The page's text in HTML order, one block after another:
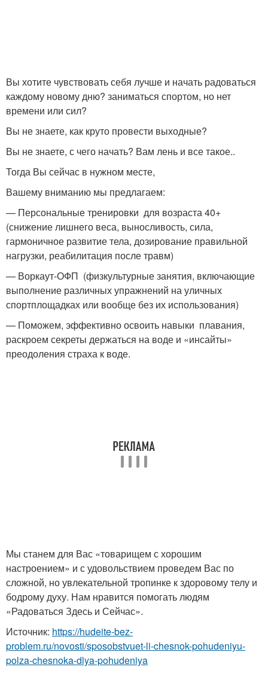
Вы хотите чувствовать себя лучше и начать радоваться
каждому новому дню? заниматься спортом, но нет
времени или сил?
Вы не знаете, как круто провести выходные?
Вы не знаете, с чего начать? Вам лень и все такое..
Тогда Вы сейчас в нужном месте,
Вашему вниманию мы предлагаем:
— Персональные тренировки для возраста 40+
(снижение лишнего веса, выносливость, сила,
гармоничное развитие тела, дозирование правильной
нагрузки, реабилитация после травм)
— Воркаут-ОФП (физкультурные занятия, включающие
выполнение различных упражнений на уличных
спортплощадках или вообще без их использования)
— Поможем, эффективно освоить навыки плавания,
раскроем секреты держаться на воде и «инсайты»
преодоления страха к воде.
Мы станем для Вас «товарищем с хорошим
настроением» и с удовольствием проведем Вас по
сложной, но увлекательной тропинке к здоровому телу и
бодрому духу. Нам нравится помогать людям
«Радоваться Здесь и Сейчас».
Источник: https://hudeite-bez-
problem.ru/novosti/sposobstvuet-li-chesnok-pohudeniyu-
polza-chesnoka-dlya-pohudeniya